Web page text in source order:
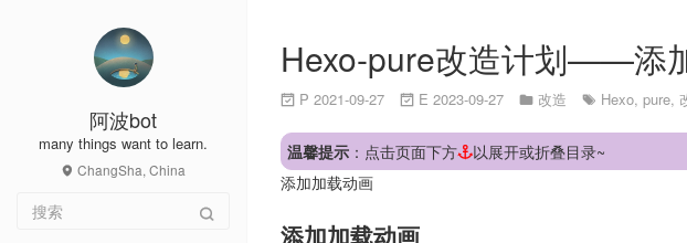
阿波bot
many things want to learn.
ChangSha, China
Hexo-pure改造计划——添
P 2021-09-27 E 2023-09-27 改造 Hexo, pure,
温馨提示 ：点击页面下方
以展开或折叠目录~
添加加载动画
添加加载动画